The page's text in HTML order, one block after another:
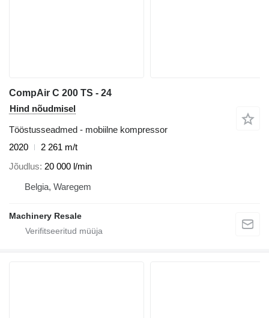
CompAir C 200 TS - 24
Hind nõudmisel
Tööstusseadmed - mobiilne kompressor
2020
2 261 m/t
Jõudlus 20 000 l/min
Belgia, Waregem
Machinery Resale